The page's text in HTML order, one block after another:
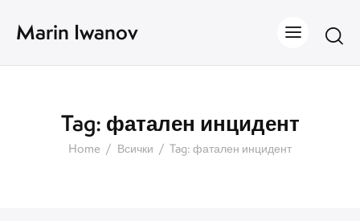
Marin Iwanov
Tag: фатален инцидент
Home Всички Tag: фатален инцидент